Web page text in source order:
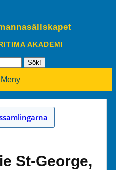
AKADEMI
Sök!
Meny
St-George,